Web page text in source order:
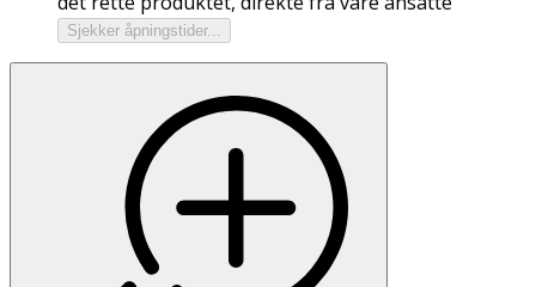
Sjekker åpningstider...